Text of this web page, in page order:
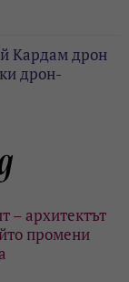
Кардам дрон
дрон-
– архитектът
промени